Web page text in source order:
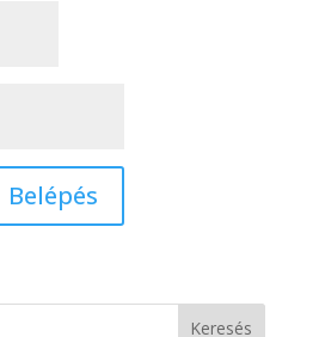
Belépés